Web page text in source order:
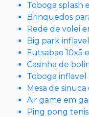
Toboga splash
Brinquedos
Rede de volei
Big park
Futsabao 10x5
Casinha de
Toboga
Mesa de
Air game em
Ping pong